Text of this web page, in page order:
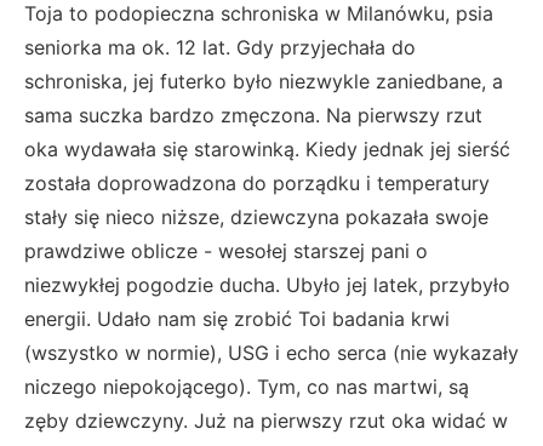
Toja to podopieczna schroniska w Milanówku, psia
seniorka ma ok. 12 lat. Gdy przyjechała do
schroniska, jej futerko było niezwykle zaniedbane, a
sama suczka bardzo zmęczona. Na pierwszy rzut
oka wydawała się starowinką. Kiedy jednak jej sierść
została doprowadzona do porządku i temperatury
stały się nieco niższe, dziewczyna pokazała swoje
prawdziwe oblicze - wesołej starszej pani o
niezwykłej pogodzie ducha. Ubyło jej latek, przybyło
energii. Udało nam się zrobić Toi badania krwi
(wszystko w normie), USG i echo serca (nie wykazały
niczego niepokojącego). Tym, co nas martwi, są
zęby dziewczyny. Już na pierwszy rzut oka widać w